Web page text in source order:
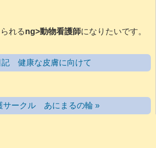
れるng>動物看護師になりたいです。
記 健康な皮膚に向けて
ークル あにまるの輪 »